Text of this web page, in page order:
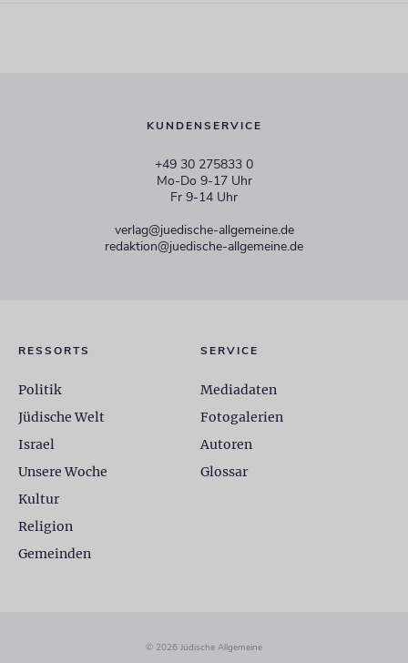
KUNDENSERVICE
+49 30 275833 0
Mo-Do 9-17 Uhr
Fr 9-14 Uhr
verlag@juedische-allgemeine.de
redaktion@juedische-allgemeine.de
RESSORTS
Politik
Jüdische Welt
Israel
Unsere Woche
Kultur
Religion
Gemeinden
SERVICE
Mediadaten
Fotogalerien
Autoren
Glossar
© 2026 Jüdische Allgemeine